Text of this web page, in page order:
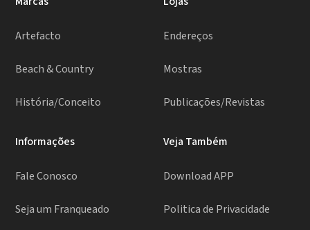
Artefacto
Beach & Country
História/Conceito
Endereços
Mostras
Publicações/Revistas
Informações
Fale Conosco
Seja um Franqueado
Veja Também
Download APP
Politica de Privacidade